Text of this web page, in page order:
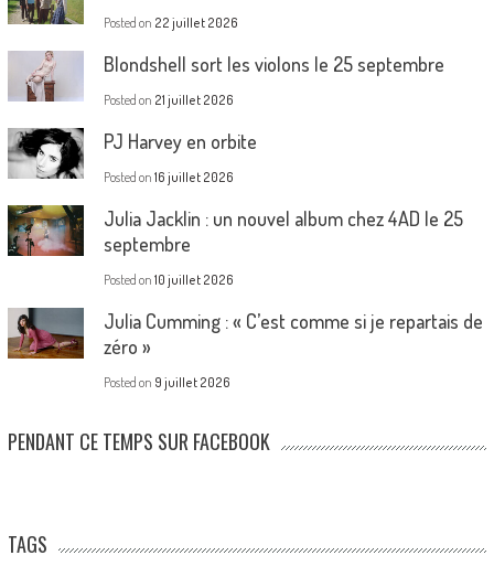
Posted on 22 juillet 2026
Blondshell sort les violons le 25 septembre
Posted on 21 juillet 2026
PJ Harvey en orbite
Posted on 16 juillet 2026
Julia Jacklin : un nouvel album chez 4AD le 25
septembre
Posted on 10 juillet 2026
Julia Cumming : « C’est comme si je repartais de
zéro »
Posted on 9 juillet 2026
PENDANT CE TEMPS SUR FACEBOOK
TAGS